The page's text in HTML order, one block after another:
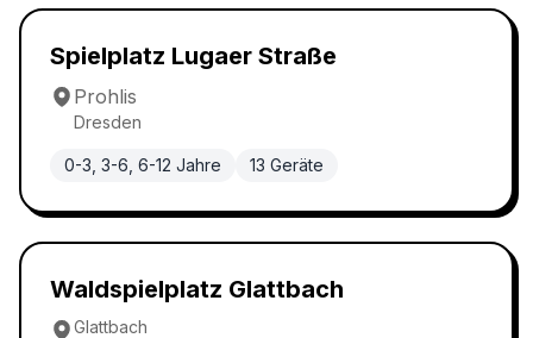
Klassischer Spielplatz
Spielplatz Lugaer Straße
Prohlis
Dresden
0-3, 3-6, 6-12 Jahre 13 Geräte
Waldspielplatz
Waldspielplatz Glattbach
Glattbach